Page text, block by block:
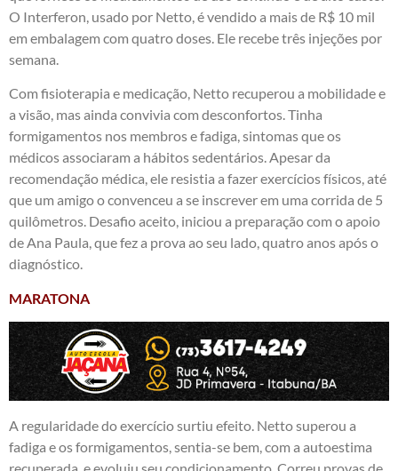
O Interferon, usado por Netto, é vendido a mais de R$ 10 mil
em embalagem com quatro doses. Ele recebe três injeções por
semana.
Com fisioterapia e medicação, Netto recuperou a mobilidade e
a visão, mas ainda convivia com desconfortos. Tinha
formigamentos nos membros e fadiga, sintomas que os
médicos associaram a hábitos sedentários. Apesar da
recomendação médica, ele resistia a fazer exercícios físicos, até
que um amigo o convenceu a se inscrever em uma corrida de 5
quilômetros. Desafio aceito, iniciou a preparação com o apoio
de Ana Paula, que fez a prova ao seu lado, quatro anos após o
diagnóstico.
MARATONA
A regularidade do exercício surtiu efeito. Netto superou a
fadiga e os formigamentos, sentia-se bem, com a autoestima